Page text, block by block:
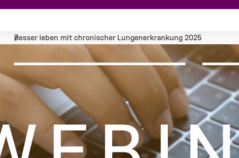
Besser leben mit chronischer Lungenerkrankung 2025